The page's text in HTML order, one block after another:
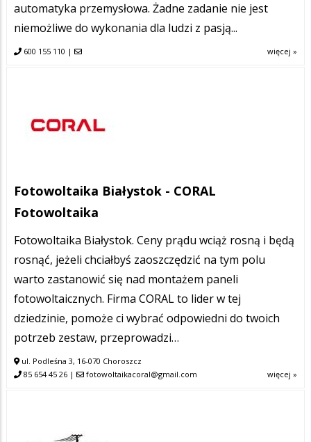
automatyka przemysłowa. Żadne zadanie nie jest
niemożliwe do wykonania dla ludzi z pasją...
600 155 110 | więcej »
Fotowoltaika Białystok - CORAL
Fotowoltaika
Fotowoltaika Białystok. Ceny prądu wciąż rosną i będą
rosnąć, jeżeli chciałbyś zaoszczędzić na tym polu
warto zastanowić się nad montażem paneli
fotowoltaicznych. Firma CORAL to lider w tej
dziedzinie, pomoże ci wybrać odpowiedni do twoich
potrzeb zestaw, przeprowadzi…
ul. Podleśna 3, 16-070 Choroszcz
85 654 45 26 | fotowoltaikacoral@gmail.com więcej »